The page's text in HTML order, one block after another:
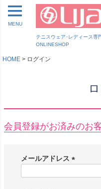
テニスウェア･レディース専
ONLINESHOP
MENU
HOME ログイン
会員登録がお済みのお
メールアドレス